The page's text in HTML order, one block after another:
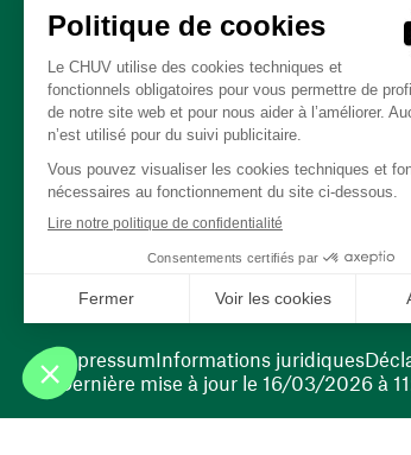
(ouvre une nouvelle fenêtre)
(ouvre une nouvelle
Dernière mise à jour le 16/03/2026 à
ImpressumInformations juridiques